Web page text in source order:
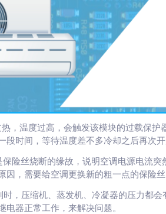
，温度过高，会触发该模块的过载保
段时间，等待温度差不多冷却之后再次
险丝烧断的缘故，说明空调电源电流
因，需要给空调更换新的粗一点的保险丝
，压缩机、蒸发机、冷凝器的压力都
电器正常工作，来解决问题。